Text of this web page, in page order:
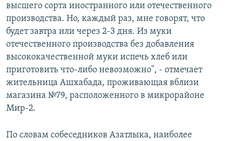
высшего сорта иностранного или отечественного
производства. Но, каждый раз, мне говорят, что
будет завтра или через 2-3 дня. Из муки
отечественного производства без добавления
высококачественной муки испечь хлеб или
приготовить что-либо невозможно", - отмечает
жительница Ашхабада, проживающая вблизи
магазина №79, расположенного в микрорайоне
Мир-2.
По словам собеседников Азатлыка, наиболее